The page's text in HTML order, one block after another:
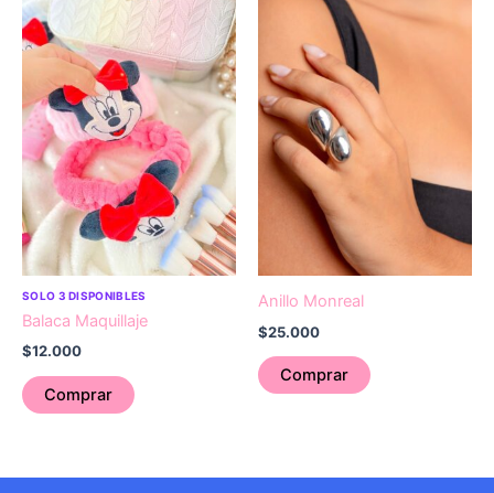
SOLO 3 DISPONIBLES
Balaca Maquillaje
$12.000
Comprar
Anillo Monreal
$25.000
Comprar